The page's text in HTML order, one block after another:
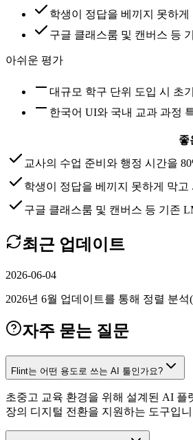
학생이 정답을 베끼지 못하
구글 클래스룸 및 캔버스 등
아쉬운 평가
대규모 학구 단위 도입 시 초
한국어 UI와 국내 교과 과정
좋
교사의 수업 준비와 행정 시간을
학생이 정답을 베끼지 못하게 막
구글 클래스룸 및 캔버스 등 기존
최근 업데이트
2026-06-04
2026년 6월 업데이트를 통해 정렬 분
자주 묻는 질문
Flint는 어떤 용도로 쓰는 AI 툴인가요?
초중고 교육 환경을 위해 설계된 AI
장의 디지털 전환을 지원하는 도구입